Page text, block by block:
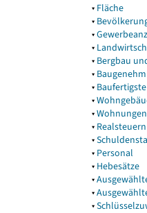
▾ Fläche
▾
▾
▾
▾ Bergbau
▾
▾
▾
▾Wohnungen
▾ Realsteuern
▾
▾ Personal
▾ Hebesätze
▾
▾
▾